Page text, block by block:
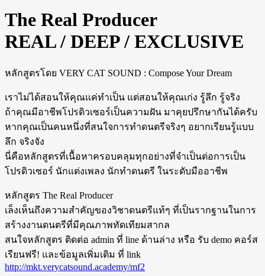
The Real Producer
REAL / DEEP / EXCLUSIVE
หลักสูตรโดย VERY CAT SOUND : Compose Your Dream
เราไม่ได้สอนให้คุณแค่ทำเป็น แต่สอนให้คุณเก่ง รู้ลึก รู้จริง
ถ้าคุณมีอาชีพโปรดิวเซอร์เป็นความฝัน มาคุยปรึกษากันได้ครับ
หากคุณเป็นคนหนึ่งที่สนใจการทำดนตรีจริงๆ อยากเรียนรู้แบบ
ลึก จริงจัง
นี่คือหลักสูตรที่เนื้อหาครอบคลุมทุกอย่างที่จำเป็นต่อการเป็น
โปรดิวเซอร์ นักแต่งเพลง นักทำดนตรี ในระดับมืออาชีพ
หลักสูตร The Real Producer
เล็งเห็นถึงความสำคัญของวิชาดนตรีแท้ๆ ที่เป็นรากฐานในการ
สร้างงานดนตรีที่มีคุณภาพทัดเทียมสากล
สนใจหลักสูตร ติดต่อ admin ที่ line ด้านล่าง หรือ รับ demo คอร์ส
เรียนฟรี! และข้อมูลเพิ่มเติม ที่ link
http://mkt.verycatsound.academy/mf2